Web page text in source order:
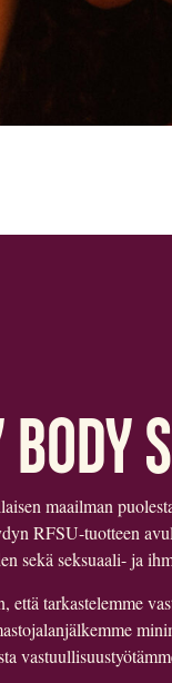
BODY
maailman
RFSU-tuotteen
sekä seksuaali- ja
tarkastelemme